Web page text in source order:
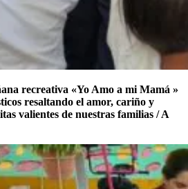
recreativa «Yo Amo a mi Mamá »
resaltando el amor, cariño y
valientes de nuestras familias / A